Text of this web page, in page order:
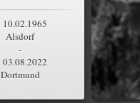
10.02.1965
Alsdorf
-
03.08.2022
Dortmund